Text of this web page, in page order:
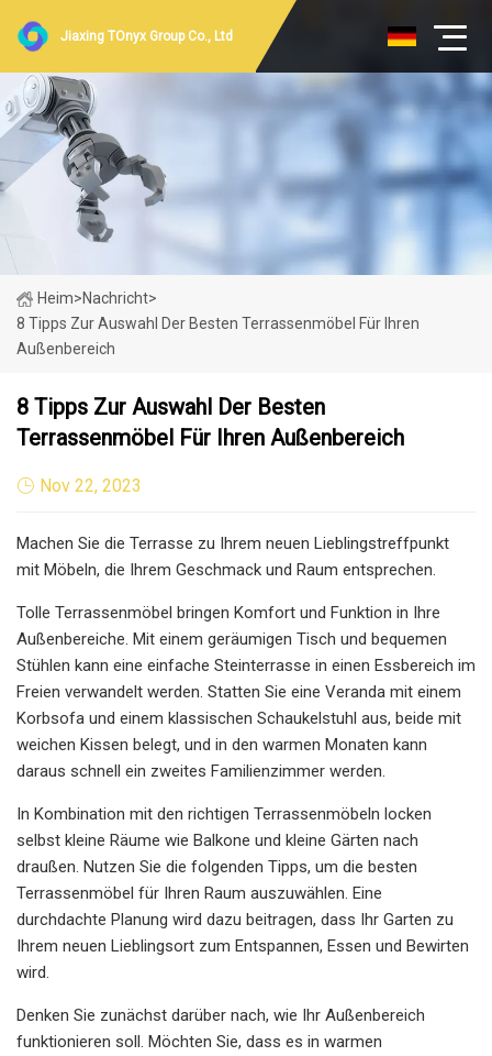
Jiaxing TOnyx Group Co., Ltd
Heim>Nachricht>
8 Tipps Zur Auswahl Der Besten Terrassenmöbel Für Ihren
Außenbereich
8 Tipps Zur Auswahl Der Besten
Terrassenmöbel Für Ihren Außenbereich
Nov 22, 2023
Machen Sie die Terrasse zu Ihrem neuen Lieblingstreffpunkt
mit Möbeln, die Ihrem Geschmack und Raum entsprechen.
Tolle Terrassenmöbel bringen Komfort und Funktion in Ihre
Außenbereiche. Mit einem geräumigen Tisch und bequemen
Stühlen kann eine einfache Steinterrasse in einen Essbereich im
Freien verwandelt werden. Statten Sie eine Veranda mit einem
Korbsofa und einem klassischen Schaukelstuhl aus, beide mit
weichen Kissen belegt, und in den warmen Monaten kann
daraus schnell ein zweites Familienzimmer werden.
In Kombination mit den richtigen Terrassenmöbeln locken
selbst kleine Räume wie Balkone und kleine Gärten nach
draußen. Nutzen Sie die folgenden Tipps, um die besten
Terrassenmöbel für Ihren Raum auszuwählen. Eine
durchdachte Planung wird dazu beitragen, dass Ihr Garten zu
Ihrem neuen Lieblingsort zum Entspannen, Essen und Bewirten
wird.
Denken Sie zunächst darüber nach, wie Ihr Außenbereich
funktionieren soll. Möchten Sie, dass es in warmen